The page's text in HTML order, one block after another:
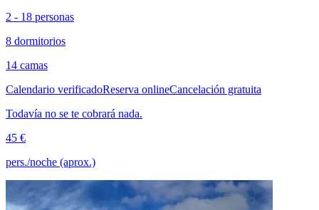
2 - 18 personas
8 dormitorios
14 camas
Calendario verificadoReserva onlineCancelación gratuita
Todavía no se te cobrará nada.
45 €
pers./noche (aprox.)